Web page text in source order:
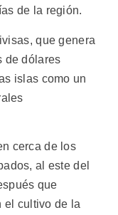
de la región.
que genera
de dólares
islas como un
cerca de los
al este del
que
el cultivo de la